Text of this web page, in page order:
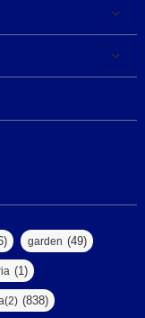
garden (49)
(1)
(838)